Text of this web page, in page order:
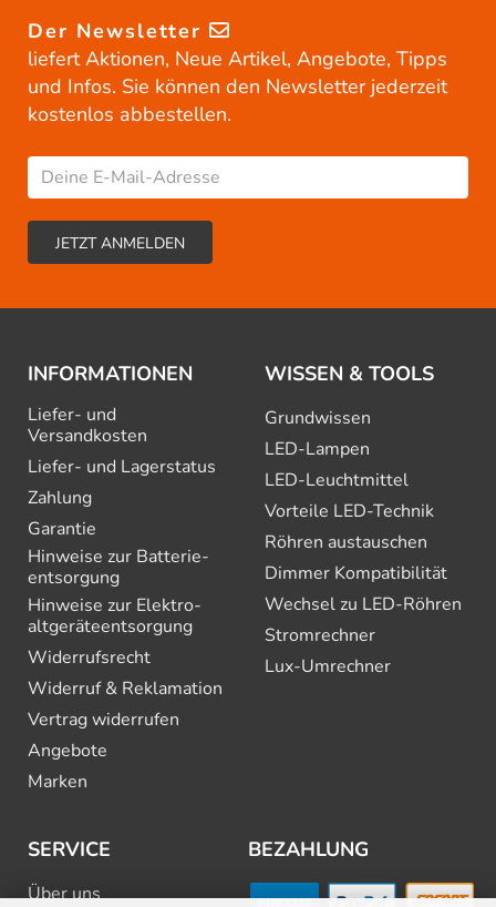
Der Newsletter
liefert Aktionen, Neue Artikel, Angebote, Tipps
und Infos. Sie können den Newsletter jederzeit
kostenlos abbestellen.
INFORMATIONEN
Liefer- und
Versandkosten
Liefer- und Lagerstatus
Zahlung
Garantie
Hinweise zur Batterie­
entsorgung
Hinweise zur Elektro­
altgeräte­entsorgung
Widerrufsrecht
Widerruf & Reklamation
Vertrag widerrufen
Angebote
Marken
WISSEN & TOOLS
Grundwissen
LED-Lampen
LED-Leuchtmittel
Vorteile LED-Technik
Röhren austauschen
Dimmer Kompatibilität
Wechsel zu LED-Röhren
Stromrechner
Lux-Umrechner
SERVICE
Über uns
BEZAHLUNG